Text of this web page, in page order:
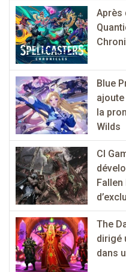
Après
Blue
la
Wilds
CI
The
dirigé
dans